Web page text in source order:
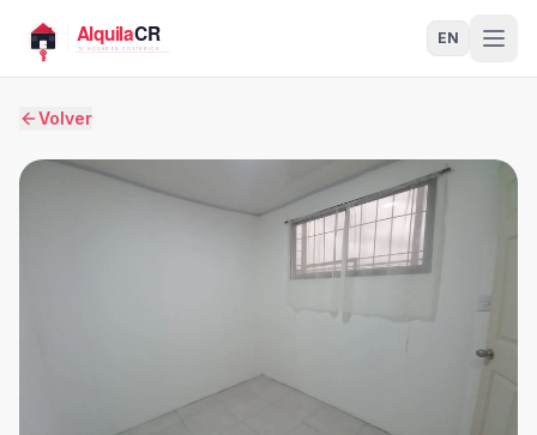
EN
Volver